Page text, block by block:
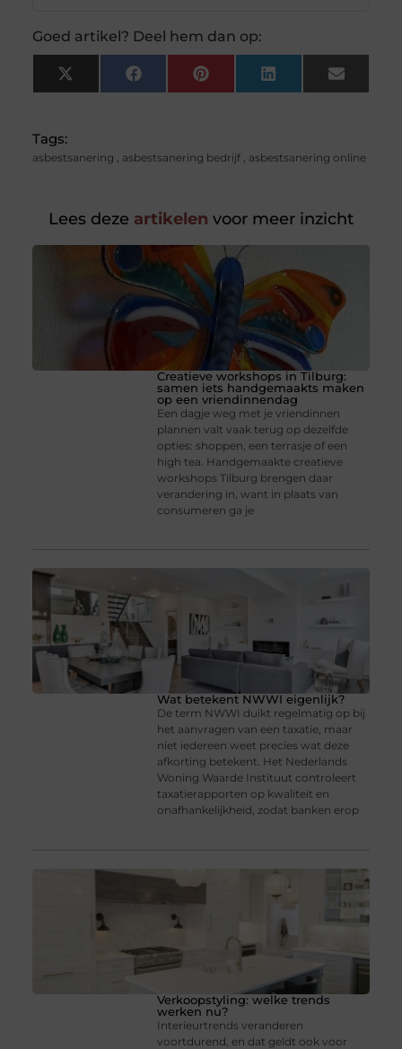
Goed artikel? Deel hem dan op:
X
(Twitter)
FacebookPinterest LinkedIn Email
Tags:
asbestsanering , asbestsanering bedrijf, asbestsanering online
Lees deze artikelen voor meer inzicht
Creatieve workshops in Tilburg:
samen iets handgemaakts maken
op een vriendinnendag
Een dagje weg met je vriendinnen
plannen valt vaak terug op dezelfde
opties: shoppen, een terrasje of een
high tea. Handgemaakte creatieve
workshops Tilburg brengen daar
verandering in, want in plaats van
consumeren ga je
Wat betekent NWWI eigenlijk?
De term NWWI duikt regelmatig op bij
het aanvragen van een taxatie, maar
niet iedereen weet precies wat deze
afkorting betekent. Het Nederlands
Woning Waarde Instituut controleert
taxatierapporten op kwaliteit en
onafhankelijkheid, zodat banken erop
Verkoopstyling: welke trends
werken nu?
Interieurtrends veranderen
voortdurend, en dat geldt ook voor